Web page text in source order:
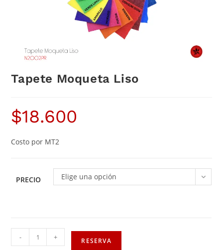
Tapete Moqueta Liso
$18.600
Costo por MT2
PRECIO Elige una opción
- + RESERVA